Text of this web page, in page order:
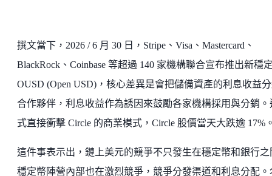
撰文當下，2026 / 6 月 30 日，Stripe、Visa、Mastercard、
BlackRock、Coinbase 等超過 140 家機構聯合宣布推出新穩
OUSD (Open USD)，核心差異是會把儲備資產的利息收益
合作夥伴，利息收益作為誘因來鼓勵各家機構採用與分銷。
式直接衝擊 Circle 的商業模式，Circle 股價當天大跌逾 17%
這件事表示出，鏈上美元的競爭不只發生在穩定幣和銀行之
穩定幣陣營內部也在激烈競爭，競爭分發渠道和利息分配。